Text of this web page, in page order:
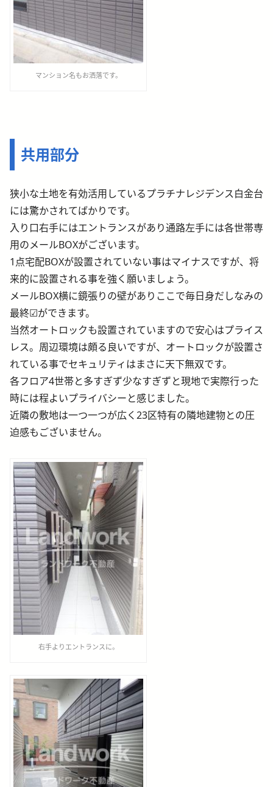
マンション名もお洒落です。
共用部分
狭小な土地を有効活用しているプラチナレジデンス白金台
には驚かされてばかりです。
入り口右手にはエントランスがあり通路左手には各世帯専
用のメールBOXがございます。
1点宅配BOXが設置されていない事はマイナスですが、将
来的に設置される事を強く願いましょう。
メールBOX横に鏡張りの壁がありここで毎日身だしなみの
最終☑ができます。
当然オートロックも設置されていますので安心はプライス
レス。周辺環境は頗る良いですが、オートロックが設置さ
れている事でセキュリティはまさに天下無双です。
各フロア4世帯と多すぎず少なすぎずと現地で実際行った
時には程よいプライバシーと感じました。
近隣の敷地は一つ一つが広く23区特有の隣地建物との圧
迫感もございません。
右手よりエントランスに。